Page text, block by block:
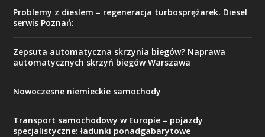
Problemy z dieslem – regeneracja turbosprężarek. Diesel
serwis Poznań:
Zepsuta automatyczna skrzynia biegów? Naprawa
automatycznych skrzyń biegów Warszawa
Nowoczesne niemieckie samochody
Transport samochodowy w Europie – pojazdy
specjalistyczne: ładunki ponadgabarytowe